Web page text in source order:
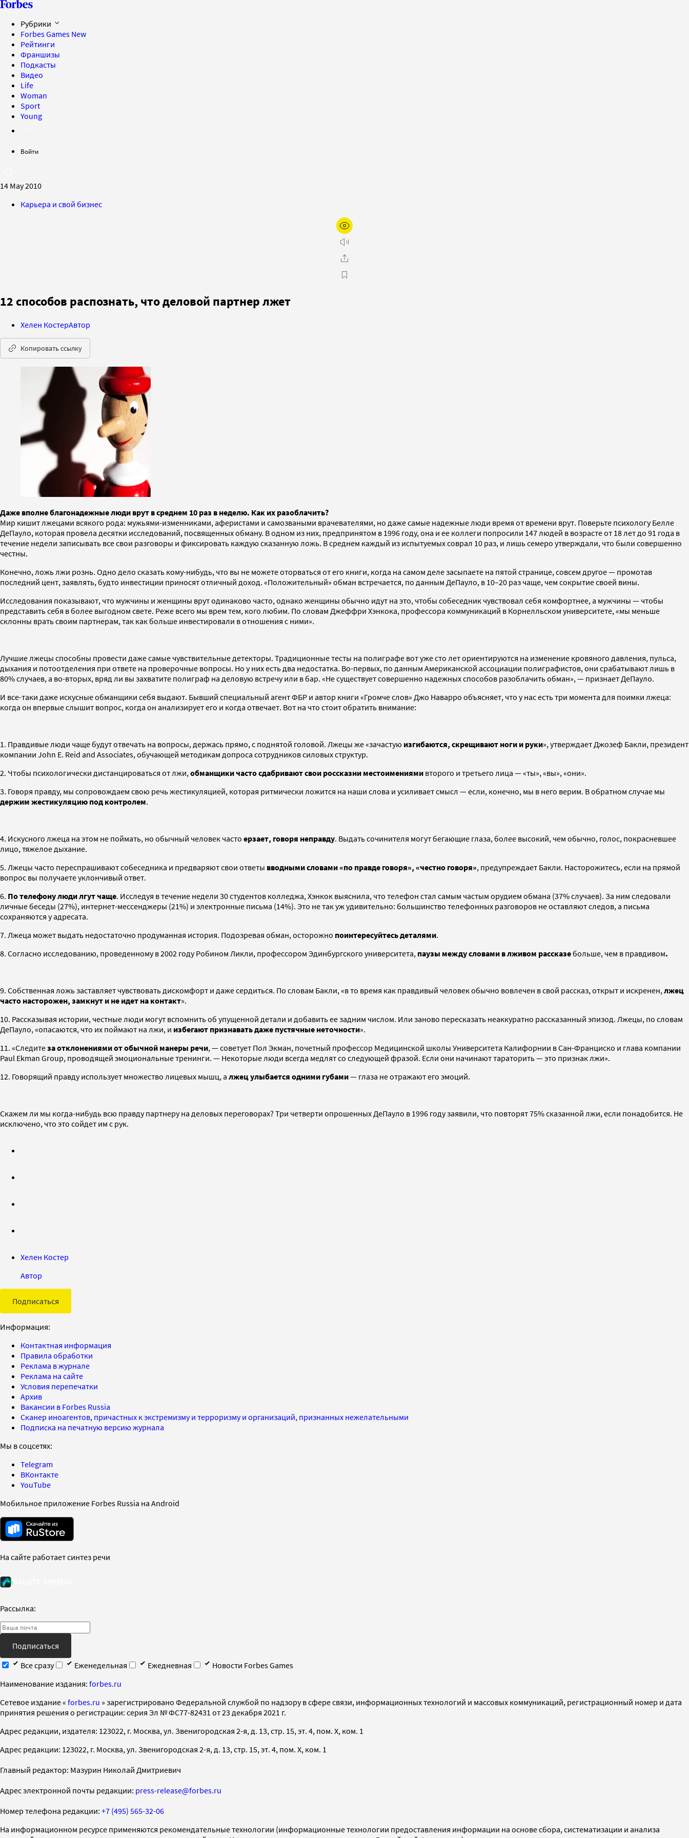
Рубрики
Forbes Games New
Рейтинги
Франшизы
Подкасты
Видео
Life
Woman
Sport
Young
Войти
14 May 2010
Карьера и свой бизнес
12 способов распознать, что деловой партнер лжет
Хелен КостерАвтор
Копировать ссылку
Даже вполне благонадежные люди врут в среднем 10 раз в неделю. Как их разоблачить?
Мир кишит лжецами всякого рода: мужьями-изменниками, аферистами и самозваными врачевателями, но даже самые надежные люди время от времени врут. Поверьте психологу Белле
ДеПауло, которая провела десятки исследований, посвященных обману. В одном из них, предпринятом в 1996 году, она и ее коллеги попросили 147 людей в возрасте от 18 лет до 91 года в
течение недели записывать все свои разговоры и фиксировать каждую сказанную ложь. В среднем каждый из испытуемых соврал 10 раз, и лишь семеро утверждали, что были совершенно
честны.
Конечно, ложь лжи рознь. Одно дело сказать кому-нибудь, что вы не можете оторваться от его книги, когда на самом деле засыпаете на пятой странице, совсем другое — промотав
последний цент, заявлять, будто инвестиции приносят отличный доход. «Положительный» обман встречается, по данным ДеПауло, в 10–20 раз чаще, чем сокрытие своей вины.
Исследования показывают, что мужчины и женщины врут одинаково часто, однако женщины обычно идут на это, чтобы собеседник чувствовал себя комфортнее, а мужчины — чтобы
представить себя в более выгодном свете. Реже всего мы врем тем, кого любим. По словам Джеффри Хэнкока, профессора коммуникаций в Корнелльском университете, «мы меньше
склонны врать своим партнерам, так как больше инвестировали в отношения с ними».
Лучшие лжецы способны провести даже самые чувствительные детекторы. Традиционные тесты на полиграфе вот уже сто лет ориентируются на изменение кровяного давления, пульса,
дыхания и потоотделения при ответе на проверочные вопросы. Но у них есть два недостатка. Во-первых, по данным Американской ассоциации полиграфистов, они срабатывают лишь в
80% случаев, а во-вторых, вряд ли вы захватите полиграф на деловую встречу или в бар. «Не существует совершенно надежных способов разоблачить обман», — признает ДеПауло.
И все-таки даже искусные обманщики себя выдают. Бывший специальный агент ФБР и автор книги «Громче слов» Джо Наварро объясняет, что у нас есть три момента для поимки лжеца:
когда он впервые слышит вопрос, когда он анализирует его и когда отвечает. Вот на что стоит обратить внимание:
1. Правдивые люди чаще будут отвечать на вопросы, держась прямо, с поднятой головой. Лжецы же «зачастую изгибаются, скрещивают ноги и руки», утверждает Джозеф Бакли, президент
компании John E. Reid and Associates, обучающей методикам допроса сотрудников силовых структур.
2. Чтобы психологически дистанцироваться от лжи, обманщики часто сдабривают свои россказни местоимениями второго и третьего лица — «ты», «вы», «они».
3. Говоря правду, мы сопровождаем свою речь жестикуляцией, которая ритмически ложится на наши слова и усиливает смысл — если, конечно, мы в него верим. В обратном случае мы
держим жестикуляцию под контролем.
4. Искусного лжеца на этом не поймать, но обычный человек часто ерзает, говоря неправду. Выдать сочинителя могут бегающие глаза, более высокий, чем обычно, голос, покрасневшее
лицо, тяжелое дыхание.
5. Лжецы часто переспрашивают собеседника и предваряют свои ответы вводными словами «по правде говоря», «честно говоря», предупреждает Бакли. Насторожитесь, если на прямой
вопрос вы получаете уклончивый ответ.
6. По телефону люди лгут чаще. Исследуя в течение недели 30 студентов колледжа, Хэнкок выяснила, что телефон стал самым частым орудием обмана (37% случаев). За ним следовали
личные беседы (27%), интернет-мессенджеры (21%) и электронные письма (14%). Это не так уж удивительно: большинство телефонных разговоров не оставляют следов, а письма
сохраняются у адресата.
7. Лжеца может выдать недостаточно продуманная история. Подозревая обман, осторожно поинтересуйтесь деталями.
8. Согласно исследованию, проведенному в 2002 году Робином Ликли, профессором Эдинбургского университета, паузы между словами в лживом рассказебольше, чем в правдивом.
9. Собственная ложь заставляет чувствовать дискомфорт и даже сердиться. По словам Бакли, «в то время как правдивый человек обычно вовлечен в свой рассказ, открыт и искренен, лжец
часто насторожен, замкнут и не идет на контакт».
10. Рассказывая истории, честные люди могут вспомнить об упущенной детали и добавить ее задним числом. Или заново пересказать неаккуратно рассказанный эпизод. Лжецы, по словам
ДеПауло, «опасаются, что их поймают на лжи, и избегают признавать даже пустячные неточности».
11. «Следитеза отклонениями от обычной манеры речи, — советует Пол Экман, почетный профессор Медицинской школы Университета Калифорнии в Сан-Франциско и глава компании
Paul Ekman Group, проводящей эмоциональные тренинги. — Некоторые люди всегда медлят со следующей фразой. Если они начинают тараторить — это признак лжи».
12. Говорящий правду использует множество лицевых мышц, а лжец улыбается одними губами— глаза не отражают его эмоций.
Скажем ли мы когда-нибудь всю правду партнеру на деловых переговорах? Три четверти опрошенных ДеПауло в 1996 году заявили, что повторят 75% сказанной лжи, если понадобится. Не
исключено, что это сойдет им с рук.
Хелен Костер
Автор
Подписаться
Информация:
Контактная информация
Правила обработки
Реклама в журнале
Реклама на сайте
Условия перепечатки
Архив
Вакансии в Forbes Russia
Сканер иноагентов, причастных к экстремизму и терроризму и организаций, признанных нежелательными
Подписка на печатную версию журнала
Мы в соцсетях:
Telegram
ВКонтакте
YouTube
Мобильное приложение Forbes Russia на Android
На сайте работает синтез речи
Рассылка:
Подписаться
Все сразу
Еженедельная Ежедневная
Новости Forbes Games
Наименование издания: forbes.ru
Cетевое издание « forbes.ru » зарегистрировано Федеральной службой по надзору в сфере связи, информационных технологий и массовых коммуникаций, регистрационный номер и дата
принятия решения о регистрации: серия Эл № ФС77-82431 от 23 декабря 2021 г.
Адрес редакции, издателя: 123022, г. Москва, ул. Звенигородская 2-я, д. 13, стр. 15, эт. 4, пом. X, ком. 1
Адрес редакции: 123022, г. Москва, ул. Звенигородская 2-я, д. 13, стр. 15, эт. 4, пом. X, ком. 1
Главный редактор: Мазурин Николай Дмитриевич
Адрес электронной почты редакции: press-release@forbes.ru
Номер телефона редакции: +7 (495) 565-32-06
На информационном ресурсе применяются рекомендательные технологии (информационные технологии предоставления информации на основе сбора, систематизации и анализа